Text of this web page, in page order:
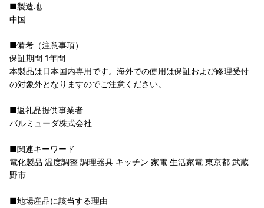
■製造地
中国
■備考（注意事項）
保証期間 1年間
本製品は日本国内専用です。海外での使用は保証および修理受付
の対象外となりますのでご注意ください。
■返礼品提供事業者
バルミューダ株式会社
■関連キーワード
電化製品 温度調整 調理器具 キッチン 家電 生活家電 東京都 武蔵
野市
■地場産品に該当する理由